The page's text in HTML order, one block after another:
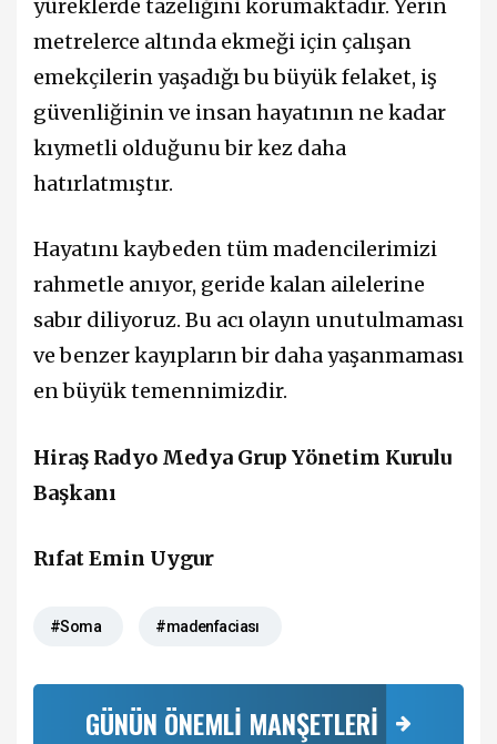
yüreklerde tazeliğini korumaktadır. Yerin
metrelerce altında ekmeği için çalışan
emekçilerin yaşadığı bu büyük felaket, iş
güvenliğinin ve insan hayatının ne kadar
kıymetli olduğunu bir kez daha
hatırlatmıştır.
Hayatını kaybeden tüm madencilerimizi
rahmetle anıyor, geride kalan ailelerine
sabır diliyoruz. Bu acı olayın unutulmaması
ve benzer kayıpların bir daha yaşanmaması
en büyük temennimizdir.
Hiraş Radyo Medya Grup Yönetim Kurulu
Başkanı
Rıfat Emin Uygur
#Soma #madenfaciası
GÜNÜN ÖNEMLİ MANŞETLERİ